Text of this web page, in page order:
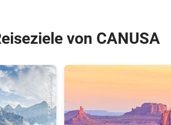
von CANUSA
© R. Classen/Shutter...